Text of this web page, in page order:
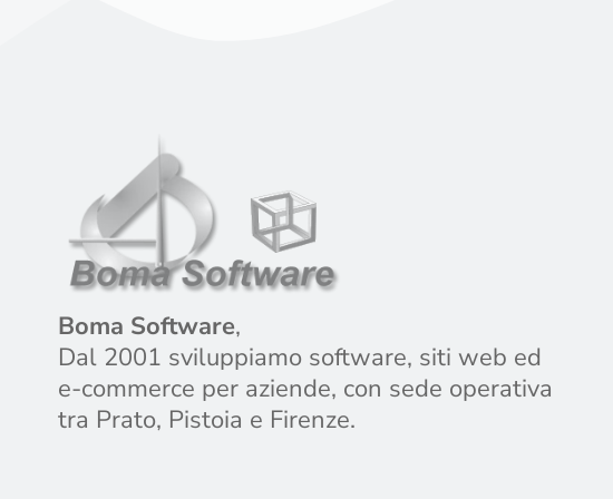
Boma Software,
Dal 2001 sviluppiamo software, siti web ed
e-commerce per aziende, con sede operativa
tra Prato, Pistoia e Firenze.